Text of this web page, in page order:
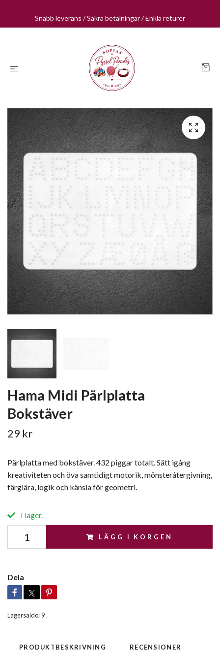
Snabb leverans / Säkra betalningar / Enkla returer
Hama Midi Pärlplatta
Bokstäver
29 kr
Pärlplatta med bokstäver. 432 piggar totalt. Sätt igång
kreativiteten och öva samtidigt motorik, mönsteråtergivning,
färglära, logik och känsla för geometri.
I lager.
LÄGG I KORGEN
Dela
Lagersaldo:9
PRODUKTBESKRIVNING RECENSIONER